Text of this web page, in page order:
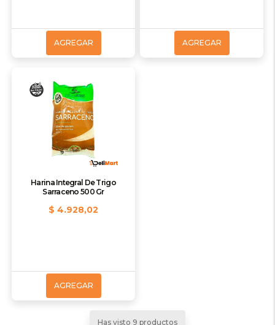
AGREGAR AGREGAR
Harina Integral De Trigo
Sarraceno 500 Gr
$ 4.928,02
AGREGAR
Has visto 9 productos